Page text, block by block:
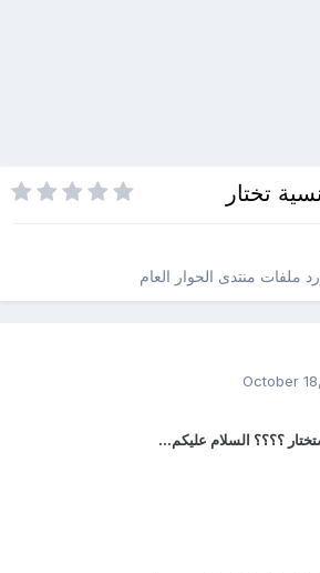
تختار
ملفات منتدى الحوار العام
October
؟؟؟؟السلام عليكم...